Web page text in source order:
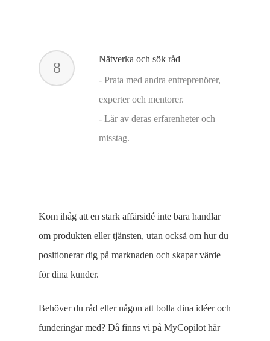
8
Nätverka och sök råd
- Prata med andra entreprenörer,
experter och mentorer.
- Lär av deras erfarenheter och
misstag.
Kom ihåg att en stark affärsidé inte bara handlar
om produkten eller tjänsten, utan också om hur du
positionerar dig på marknaden och skapar värde
för dina kunder.
Behöver du råd eller någon att bolla dina idéer och
funderingar med? Då finns vi på MyCopilot här